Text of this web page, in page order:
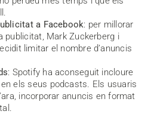
a Facebook: per millorar
publicitat, Mark Zuckerberg i
limitar el nombre d’anuncis
: Spotify ha aconseguit incloure
els seus podcasts. Els usuaris
incorporar anuncis en format